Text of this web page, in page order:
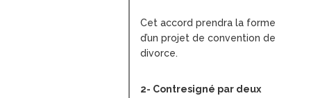
Cet accord prendra la forme
d’un projet de convention de
divorce.
2- Contresigné par deux